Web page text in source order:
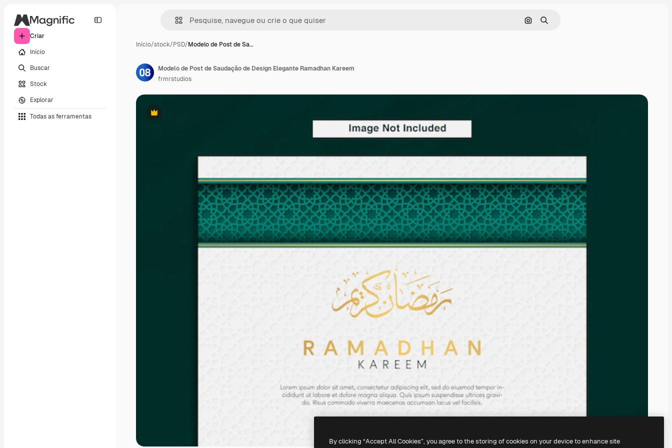
Criar
Início
Buscar
Stock
Explorar
Todas as ferramentas
Pesquisar por imagem
Buscar
Início/stock/PSD/Modelo de Post de Sa…
Premium
Modelo de Post de Saudação de Design Elegante Ramadhan Kareem
frmrstudios
By clicking “Accept All Cookies”, you agree to the storing of cookies on your device to enhance site